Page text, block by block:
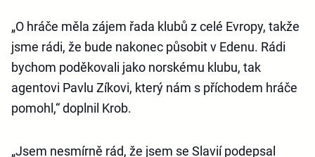
„O hráče měla zájem řada klubů z celé Evropy, takže
jsme rádi, že bude nakonec působit v Edenu. Rádi
bychom poděkovali jako norskému klubu, tak
agentovi Pavlu Zíkovi, který nám s příchodem hráče
pomohl,“ doplnil Krob.
„Jsem nesmírně rád, že jsem se Slavií podepsal